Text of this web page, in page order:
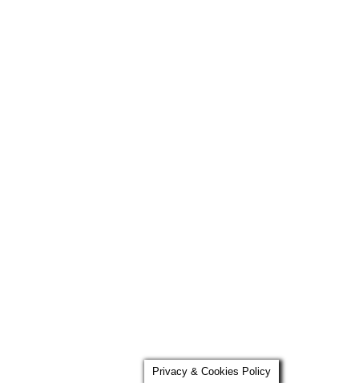
Privacy & Cookies Policy